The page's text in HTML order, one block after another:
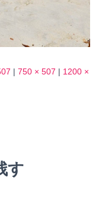
| 750 × 507 | 1200 ×
す